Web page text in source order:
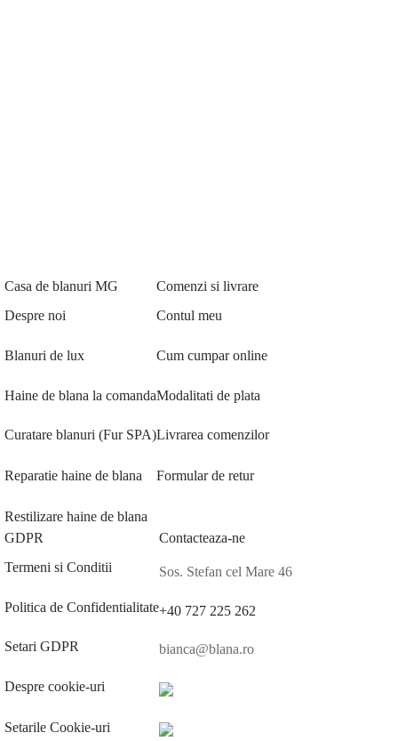
Casa de blanuri MG
Despre noi
Blanuri de lux
Haine de blana la comanda
Curatare blanuri (Fur SPA)
Reparatie haine de blana
Restilizare haine de blana
Comenzi si livrare
Contul meu
Cum cumpar online
Modalitati de plata
Livrarea comenzilor
Formular de retur
GDPR
Termeni si Conditii
Politica de Confidentialitate
Setari GDPR
Despre cookie-uri
Setarile Cookie-uri
Contacteaza-ne
Sos. Stefan cel Mare 46
+40 727 225 262
bianca@blana.ro